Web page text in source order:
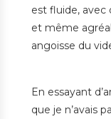
est fluide, avec
et même
angoisse du
En essayant
que je n’avais